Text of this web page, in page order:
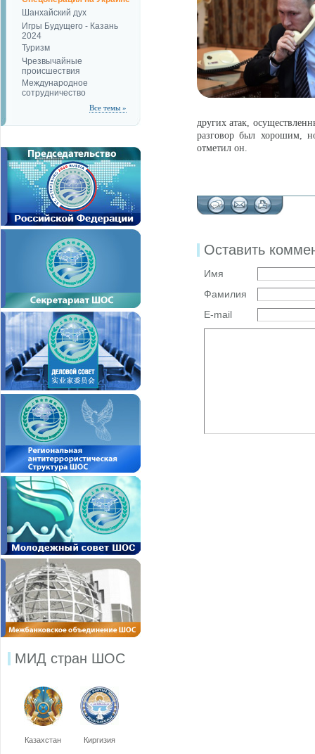
Шанхайский дух
Игры Будущего - Казань
2024
Туризм
Чрезвычайные
происшествия
Международное
сотрудничество
Все темы »
МИД стран ШОС
Казахстан Киргизия
других атак,
разговор был хорошим,
отметил он.
Оставить
Имя
Фамилия
E-mail